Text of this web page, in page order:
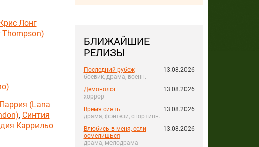
БЛИЖАЙШИЕ
РЕЛИЗЫ
Последний рубеж
боевик, драма, военн.
13.08.2026
Демонолог
хоррор
13.08.2026
Время сиять
драма, фэнтези, спортивн.
13.08.2026
Влюбись в меня, если
осмелишься
драма, мелодрама
13.08.2026
Лонг
Thompson)
(Lana
, Синтия
Каррильо